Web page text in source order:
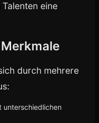
eine
durch mehrere
unterschiedlichen